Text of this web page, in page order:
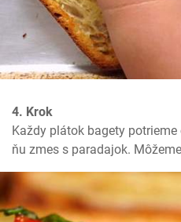
4. Krok
Každy plátok bagety
ňu zmes s paradajok.